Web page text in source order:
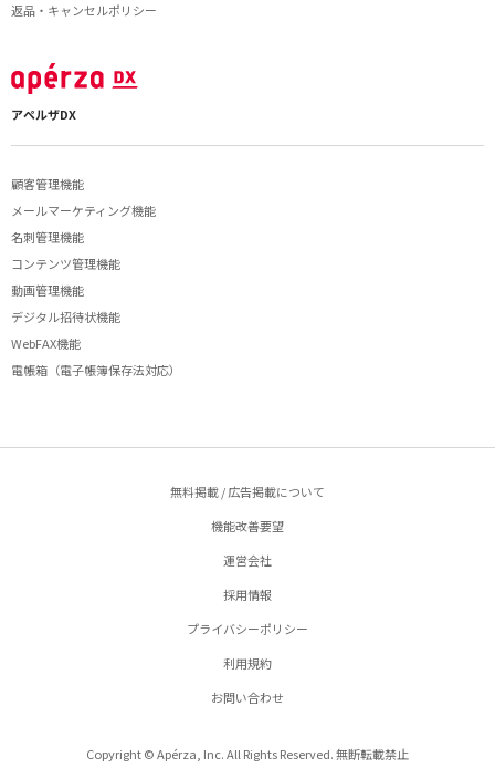
返品・キャンセルポリシー
アペルザDX
顧客管理機能
メールマーケティング機能
名刺管理機能
コンテンツ管理機能
動画管理機能
デジタル招待状機能
WebFAX機能
電帳箱（電子帳簿保存法対応）
無料掲載 / 広告掲載について
機能改善要望
運営会社
採用情報
プライバシーポリシー
利用規約
お問い合わせ
Copyright © Apérza, Inc. All Rights Reserved. 無断転載禁止